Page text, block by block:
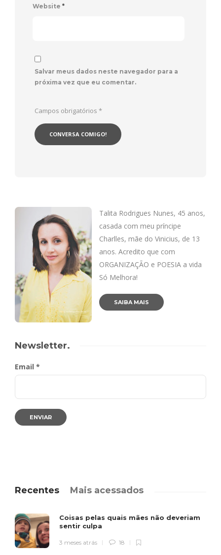
Website *
Salvar meus dados neste navegador para a
próxima vez que eu comentar.
Campos obrigatórios *
Talita Rodrigues Nunes, 45 anos,
casada com meu príncipe
Charlles, mãe do Vinicius, de 13
anos. Acredito que com
ORGANIZAÇÃO e POESIA a vida
Só Melhora!
SAIBA MAIS
Newsletter.
Email *
Recentes Mais acessados
Coisas pelas quais mães não deveriam
sentir culpa
3 meses atrás 18